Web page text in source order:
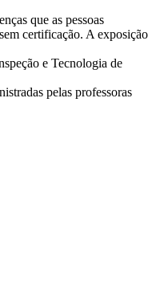
que as pessoas
certificação. A exposição
e Tecnologia de
pelas professoras